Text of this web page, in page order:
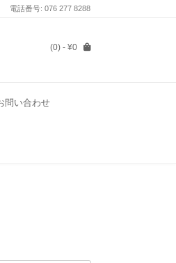
電話番号: 076 277 8288
(0) - ¥0
問い合わせ